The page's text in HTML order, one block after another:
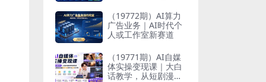
（19772期）AI算力
广告业务｜AI时代个
人或工作室新赛道
（19771期）AI自媒
体实操变现课｜大白
话教学，从短剧漫剧